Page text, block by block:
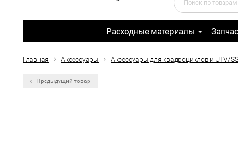
Расходные материалы
Главная Аксессуары Аксессуары для квадроциклов и UTV/
Предыдущий товар